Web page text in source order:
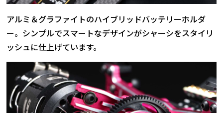
アルミ＆グラファイトのハイブリッドバッテリーホルダ
ー。シンプルでスマートなデザインがシャーシをスタイリ
ッシュに仕上げています。